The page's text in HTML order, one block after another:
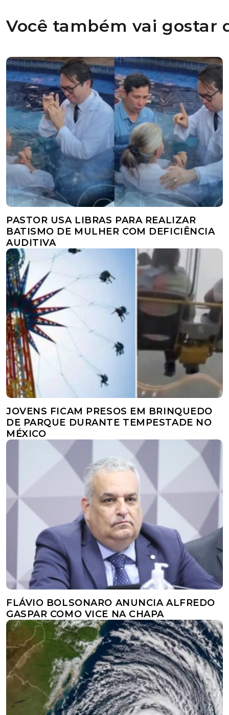
Você também vai gostar
PASTOR USA LIBRAS PARA REALIZAR
BATISMO DE MULHER COM DEFICIÊNCIA
AUDITIVA
JOVENS FICAM PRESOS EM BRINQUEDO
DE PARQUE DURANTE TEMPESTADE NO
MÉXICO
FLÁVIO BOLSONARO ANUNCIA ALFREDO
GASPAR COMO VICE NA CHAPA